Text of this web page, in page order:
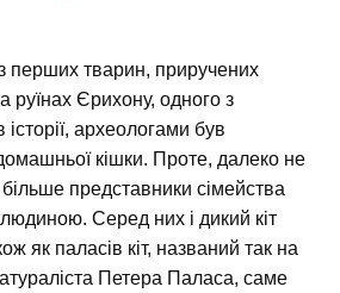
перших тварин, приручених
Єрихону, одного з
археологами був
кішки. Проте, далеко не
більше представники сімейства
Серед них і дикий кіт
як паласів кіт, названий так на
Петера Паласа, саме